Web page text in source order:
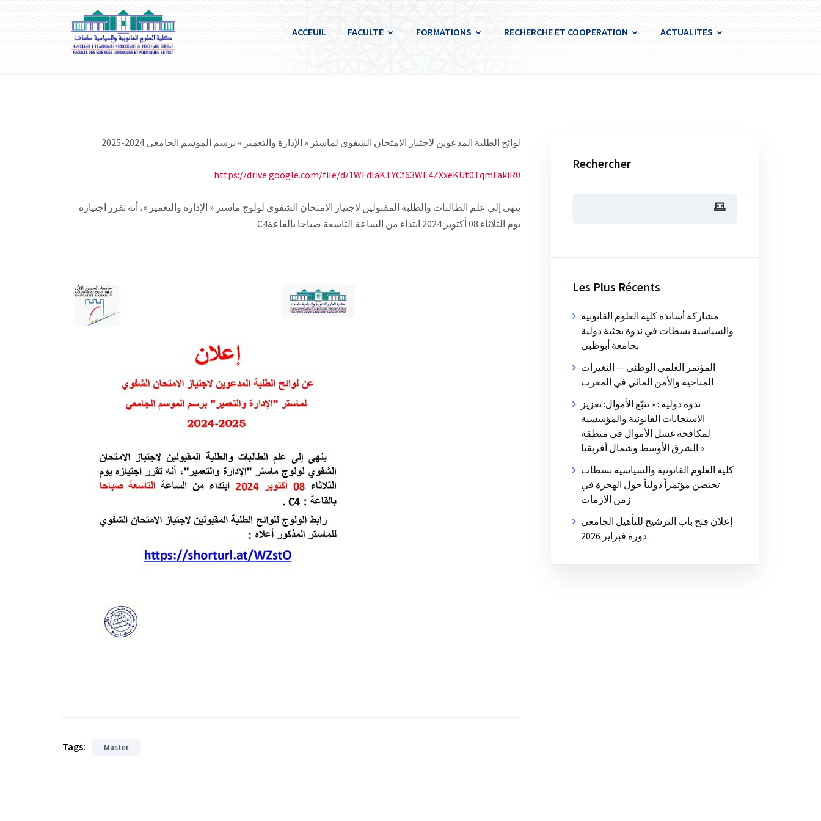
ACCEUIL FACULTE FORMATIONS RECHERCHE ET COOPERATION ACTUALITES
لوائح الطلبة المدعوين لاجتياز الامتحان الشفوي لماستر « الإدارة والتعمير » برسم الموسم الجامعي 2024-2025
https://drive.google.com/file/d/1WFdlaKTYCf63WE4ZXxeKUt0TqmFakiR0
ينهى إلى علم الطالبات والطلبة المقبولين لاجتياز الامتحان الشفوي لولوج ماستر « الإدارة والتعمير »، أنه تقرر اجتيازه
C4يوم الثلاثاء 08 أكتوبر 2024 ابتداء من الساعة التاسعة صباحا بالقاعة
Tags: Master
Rechercher
Les Plus Récents
مشاركة أساتذة كلية العلوم القانونية
والسياسية بسطات في ندوة بحثية دولية
بجامعة أبوظبي
المؤتمر العلمي الوطني — التغيرات
المناخية والأمن المائي في المغرب
ندوة دولية : « تتبّع الأموال: تعزيز
الاستجابات القانونية والمؤسسية
لمكافحة غسل الأموال في منطقة
الشرق الأوسط وشمال أفريقيا »
كلية العلوم القانونية والسياسية بسطات
تحتضن مؤتمراً دولياً حول الهجرة في
زمن الأزمات
إعلان فتح باب الترشيح للتأهيل الجامعي
دورة فبراير 2026